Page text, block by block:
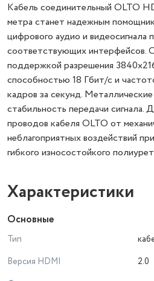
Кабель соединительный OLTO
метра станет надежным
цифрового аудио и видеосигнала
соответствующих интерфейсов.
поддержкой разрешения
способностью 18 Гбит/с и
кадров за секунд.
стабильность передачи сигнала.
проводов кабеля OLTO от
неблагоприятных воздействий
гибкого износостойкого
Характеристики
Основные
Тип
Версия HDMI
2.0